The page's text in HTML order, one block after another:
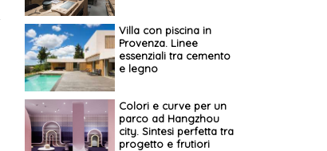
Villa con piscina in
Provenza. Linee
essenziali tra cemento
e legno
Colori e curve per un
parco ad Hangzhou
city. Sintesi perfetta tra
progetto e frutiori